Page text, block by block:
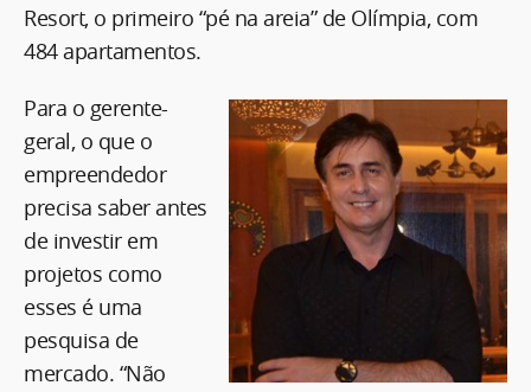
Resort, o primeiro “pé na areia” de Olímpia, com
484 apartamentos.
Para o gerente-
geral, o que o
empreendedor
precisa saber antes
de investir em
projetos como
esses é uma
pesquisa de
mercado. “Não